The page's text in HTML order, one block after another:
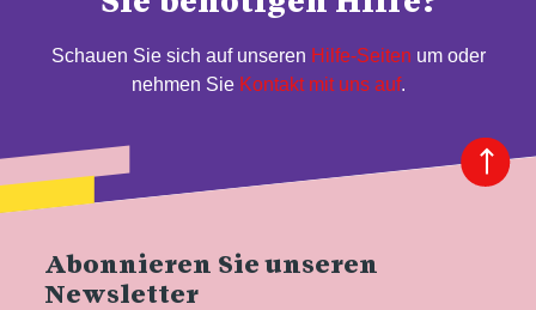
Schauen Sie sich auf unseren Hilfe-Seiten um oder
nehmen Sie Kontakt mit uns auf.
Abonnieren Sie unseren
Newsletter